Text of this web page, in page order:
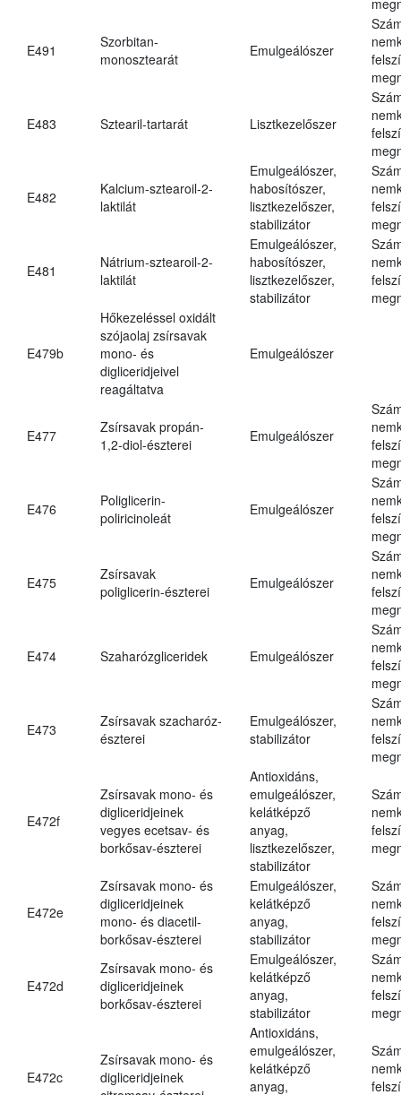
E491
Szorbitan-
monosztearát
Emulgeálószer
E483 Sztearil-tartarát Lisztkezelőszer
E482
Kalcium-sztearoil-2-
laktilát
Emulgeálószer,
habosítószer,
lisztkezelőszer,
stabilizátor
E481
Nátrium-sztearoil-2-
laktilát
Emulgeálószer,
habosítószer,
lisztkezelőszer,
stabilizátor
E479b
Hőkezeléssel oxidált
szójaolaj zsírsavak
mono- és
digliceridjeivel
reagáltatva
Emulgeálószer
E477
Zsírsavak propán-
1,2-diol-észterei
Emulgeálószer
E476
Poliglicerin-
poliricinoleát
Emulgeálószer
E475
Zsírsavak
poliglicerin-észterei
Emulgeálószer
E474 Szaharózgliceridek Emulgeálószer
E473
Zsírsavak szacharóz-
észterei
Emulgeálószer,
stabilizátor
E472f
Zsírsavak mono- és
digliceridjeinek
vegyes ecetsav- és
borkősav-észterei
Antioxidáns,
emulgeálószer,
kelátképző
anyag,
lisztkezelőszer,
stabilizátor
E472e
Zsírsavak mono- és
digliceridjeinek
mono- és diacetil-
borkősav-észterei
Emulgeálószer,
kelátképző
anyag,
stabilizátor
E472d
Zsírsavak mono- és
digliceridjeinek
borkősav-észterei
Emulgeálószer,
kelátképző
anyag,
stabilizátor
E472c
Zsírsavak mono- és
digliceridjeinek
Antioxidáns,
emulgeálószer,
kelátképző
anyag,